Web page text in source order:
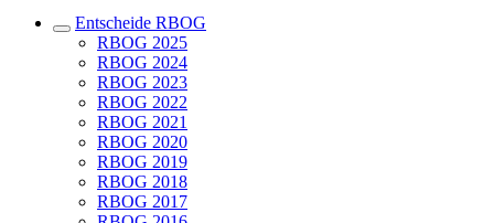
Entscheide RBOG
RBOG 2025
RBOG 2024
RBOG 2023
RBOG 2022
RBOG 2021
RBOG 2020
RBOG 2019
RBOG 2018
RBOG 2017